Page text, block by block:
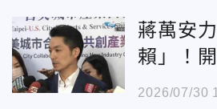
蔣萬安
賴」！
魄面對
2026/07/30